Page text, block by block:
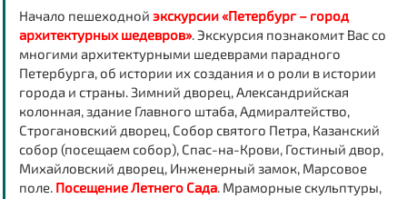
Начало пешеходной экскурсии «Петербург – город
архитектурных шедевров». Экскурсия познакомит Вас со
многими архитектурными шедеврами парадного
Петербурга, об истории их создания и о роли в истории
города и страны. Зимний дворец, Александрийская
колонная, здание Главного штаба, Адмиралтейство,
Строгановский дворец, Собор святого Петра, Казанский
собор (посещаем собор), Спас-на-Крови, Гостиный двор,
Михайловский дворец, Инженерный замок, Марсовое
поле. Посещение Летнего Сада. Мраморные скульптуры,